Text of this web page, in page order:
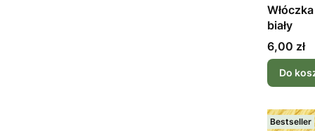
biały
Cena
6,00 zł
Do
Bestseller